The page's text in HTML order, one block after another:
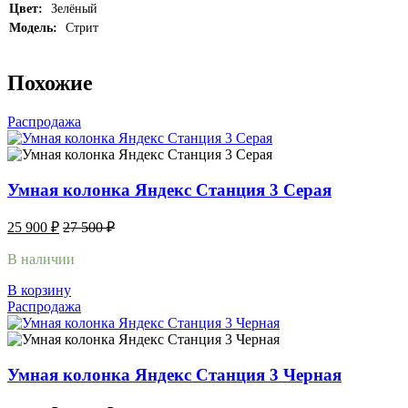
Цвет:
Зелёный
Модель:
Стрит
Похожие
Распродажа
Умная колонка Яндекс Станция 3 Серая
25 900 ₽ 27 500₽
В наличии
В корзину
Распродажа
Умная колонка Яндекс Станция 3 Черная